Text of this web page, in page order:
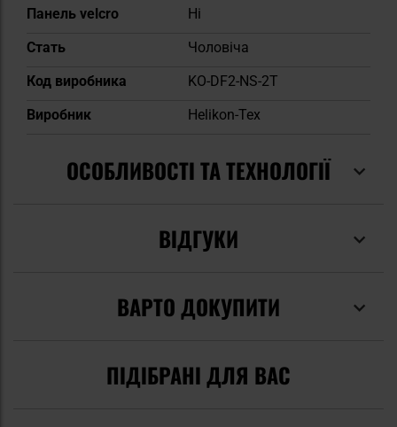
Панель velcro
Ні
Cтать
Чоловіча
Код виробника
KO-DF2-NS-2T
Виробник
Helikon-Tex
ОСОБЛИВОСТІ ТА ТЕХНОЛОГІЇ
ВІДГУКИ
ВАРТО ДОКУПИТИ
ПІДІБРАНІ ДЛЯ ВАС